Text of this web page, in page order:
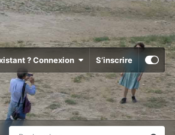
? Connexion S’inscrire